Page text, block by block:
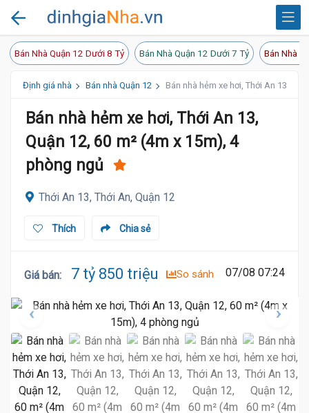
Bán Nhà Quận 12 Dưới 8 Tỷ Bán Nhà Quận 12 Dưới 7 Tỷ Bán Nhà
Định giá nhà Bán nhà Quận 12 Bán nhà hẻm xe hơi, Thới An 13,
Bán nhà hẻm xe hơi, Thới An 13,
Quận 12, 60 m² (4m x 15m), 4
phòng ngủ
Thới An 13, Thới An, Quận 12
Chia sẻ
Thích
Giá bán: 7 tỷ 850 triệu So sánh 07/08 07:24